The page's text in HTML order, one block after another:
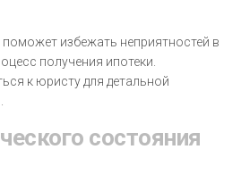
избежать неприятностей в
получения ипотеки.
к юристу для детальной
состояния